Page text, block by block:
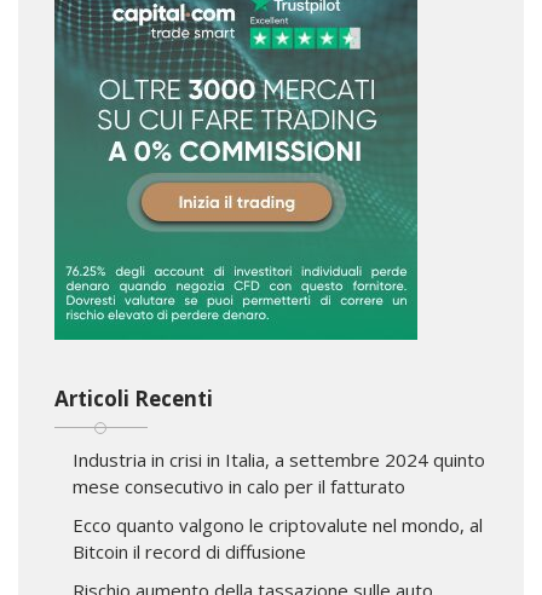
Articoli Recenti
Industria in crisi in Italia, a settembre 2024 quinto
mese consecutivo in calo per il fatturato
Ecco quanto valgono le criptovalute nel mondo, al
Bitcoin il record di diffusione
Rischio aumento della tassazione sulle auto